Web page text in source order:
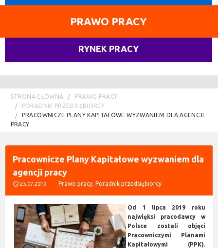
PRAWO PRACY
RYNEK PRACY
STRONA GŁÓWNA
PRAWO PRACY
PORADNIK PRZEDSIĘBIORCY
PRACOWNICZE PLANY KAPITAŁOWE WYZWANIEM DLA AGENCJI
PRACY
Pracownicze Plany Kapitałowe wyzwaniem dla
agencji pracy
25.07.2019 Prawo pracy,Poradnik przedsiębiorcy
Od 1 lipca 2019 roku
najwięksi pracodawcy w
Polsce zostali objęci
Pracowniczymi Planami
Kapitałowymi (PPK).